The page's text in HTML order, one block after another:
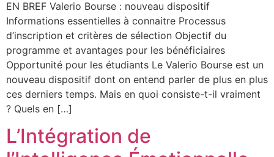
EN BREF Valerio Bourse : nouveau dispositif
Informations essentielles à connaitre Processus
d’inscription et critères de sélection Objectif du
programme et avantages pour les bénéficiaires
Opportunité pour les étudiants Le Valerio Bourse est un
nouveau dispositif dont on entend parler de plus en plus
ces derniers temps. Mais en quoi consiste-t-il vraiment
? Quels en […]
L’Intégration de